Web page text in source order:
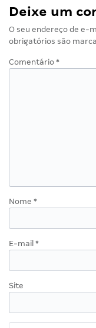
Deixe um
O seu endereço de e-
obrigatórios são
Comentário *
Nome *
E-mail *
Site